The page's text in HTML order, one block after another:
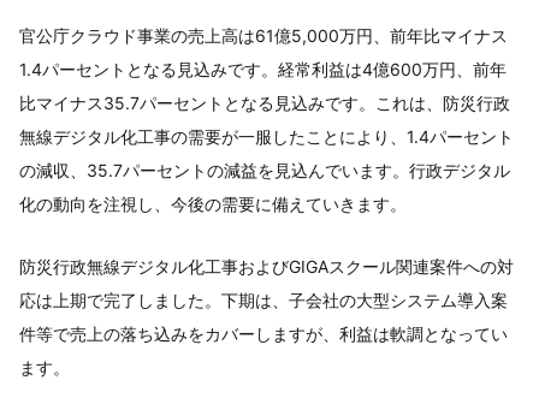
官公庁クラウド事業の売上高は61億5,000万円、前年比マイナス
1.4パーセントとなる見込みです。経常利益は4億600万円、前年
比マイナス35.7パーセントとなる見込みです。これは、防災行政
無線デジタル化工事の需要が一服したことにより、1.4パーセント
の減収、35.7パーセントの減益を見込んでいます。行政デジタル
化の動向を注視し、今後の需要に備えていきます。
防災行政無線デジタル化工事およびGIGAスクール関連案件への対
応は上期で完了しました。下期は、子会社の大型システム導入案
件等で売上の落ち込みをカバーしますが、利益は軟調となってい
ます。